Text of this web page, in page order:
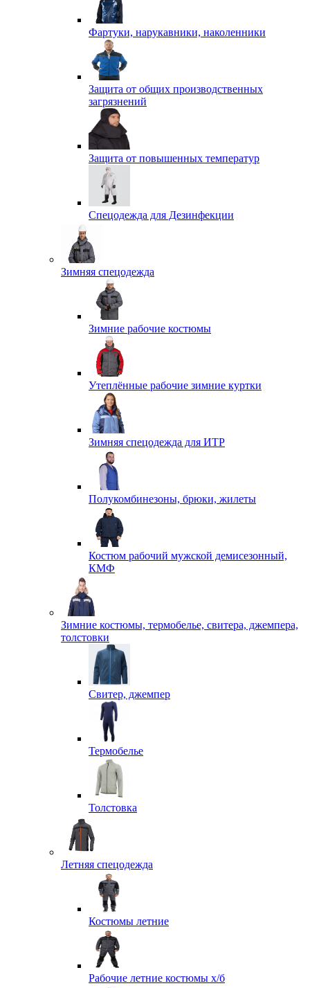
Фартуки, нарукавники, наколенники
Защита от общих производственных
загрязнений
Защита от повышенных температур
Спецодежда для Дезинфекции
Зимняя спецодежда
Зимние рабочие костюмы
Утеплённые рабочие зимние куртки
Зимняя спецодежда для ИТР
Полукомбинезоны, брюки, жилеты
Костюм рабочий мужской демисезонный,
КМФ
Зимние костюмы, термобелье, свитера, джемпера,
толстовки
Свитер, джемпер
Термобелье
Толстовка
Летняя спецодежда
Костюмы летние
Рабочие летние костюмы х/б